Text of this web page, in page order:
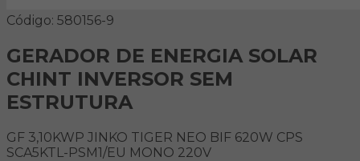
Código: 580156-9
GERADOR DE ENERGIA SOLAR
CHINT INVERSOR SEM
ESTRUTURA
GF 3,10KWP JINKO TIGER NEO BIF 620W CPS
SCA5KTL-PSM1/EU MONO 220V